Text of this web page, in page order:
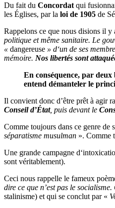
Du fait du Concordat qui
les Églises, par la loi de 1905 de
Rappelons ce que nous disions il y
politique et même sanitaire. Le
« dangereuse » d‘un de ses
mémoire. Nos libertés sont
En conséquence, par deux
entend démanteler le
Il convient donc d’être prêt à agir
Conseil d’État, puis devant le
Comme toujours dans ce genre de
séparatisme musulman ». Comme
Une grande campagne
sont véritablement).
Ceci nous rappelle le fameux
dire ce que n’est pas le
stalinisme) et qui se conclut par «